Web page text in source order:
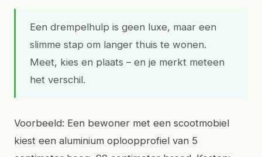
Een drempelhulp is geen luxe, maar een
slimme stap om langer thuis te wonen.
Meet, kies en plaats – en je merkt meteen
het verschil.
Voorbeeld: Een bewoner met een scootmobiel
kiest een aluminium oploopprofiel van 5